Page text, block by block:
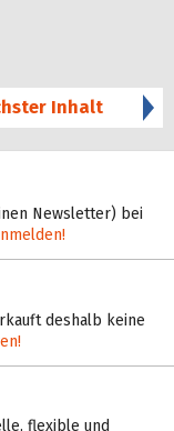
Inhalt
Newsletter) bei
deshalb keine
flexible und